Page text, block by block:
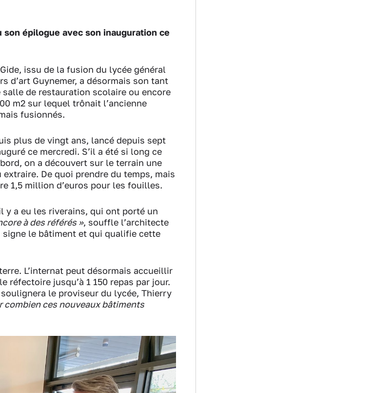
épilogue avec son inauguration ce
issu de la fusion du lycée général
d’art Guynemer, a désormais son tant
de restauration scolaire ou encore
m2 sur lequel trônait l’ancienne
fusionnés.
plus de vingt ans, lancé depuis sept
ce mercredi. S’il a été si long ce
on a découvert sur le terrain une
De quoi prendre du temps, mais
1,5 million d’euros pour les fouilles.
a eu les riverains, qui ont porté un
à des référés », souffle l’architecte
signe le bâtiment et qui qualifie cette
L’internat peut désormais accueillir
réfectoire jusqu’à 1 150 repas par jour.
le proviseur du lycée, Thierry
combien ces nouveaux bâtiments